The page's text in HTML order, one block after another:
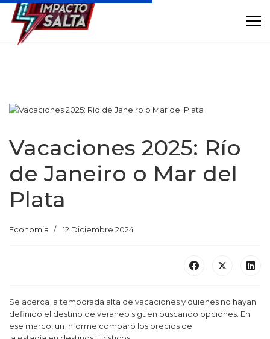
Vacaciones 2025: Río
de Janeiro o Mar del
Plata
Economia 12 Diciembre 2024
Se acerca la temporada alta de vacaciones y quienes no hayan
definido el destino de veraneo siguen buscando opciones. En
ese marco, un informe comparó los precios de